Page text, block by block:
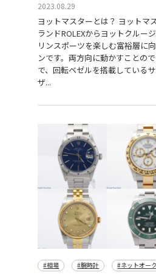
2023.08.29
ヨットマスターとは？ ヨットマ
ランドROLEXからヨットクルー
リンスポーツを楽しむ富裕層に
ンです。両方向に動かすことの
で、回転ベゼルを搭載している
ザ...
#相場 #腕時計 #ネットオー